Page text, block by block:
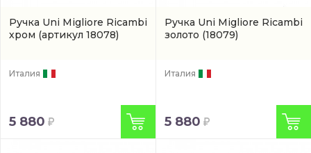
Ручка Uni Migliore Ricambi
хром (артикул 18078)
Италия
5 880
Ручка Uni Migliore Ricambi
золото (18079)
Италия
5 880